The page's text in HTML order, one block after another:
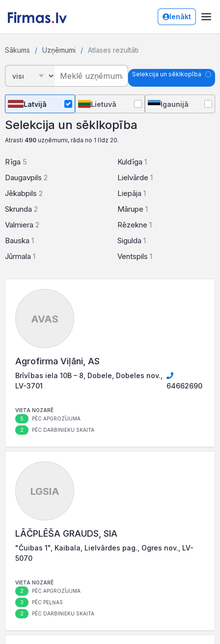
Ienākt
Sākums Uzņēmumi Atlases rezultāti
Selekcija un sēklkopība
Latvijā Lietuvā Igaunijā
Selekcija un sēklkopība
Atrasti 490 uzņēmumi, rāda no 1 līdz 20.
Rīga 5
Daugavpils 2
Jēkabpils 2
Skrunda 2
Valmiera 2
Bauska 1
Jūrmala 1
Kuldīga 1
Lielvārde 1
Liepāja 1
Mārupe 1
Rēzekne 1
Sigulda 1
Ventspils 1
AVAS
Agrofirma Viļāni, AS
Brīvības iela 10B – 8, Dobele, Dobeles nov.,
LV-3701
64662690
VIETA NOZARĒ
5 PĒC APGROZĪJUMA
2 PĒC DARBINIEKU SKAITA
LGSIA
LĀČPLĒŠA GRAUDS, SIA
"Čuibas 1", Kaibala, Lielvārdes pag., Ogres nov., LV-
5070
VIETA NOZARĒ
2 PĒC APGROZĪJUMA
3 PĒC PEĻŅAS
2 PĒC DARBINIEKU SKAITA